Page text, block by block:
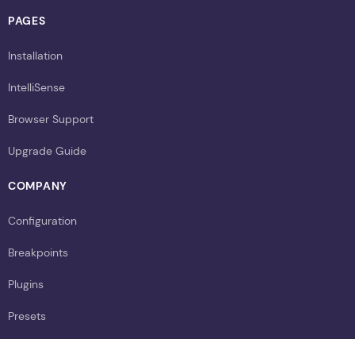
PAGES
Installation
IntelliSense
Browser Support
Upgrade Guide
COMPANY
Configuration
Breakpoints
Plugins
Presets